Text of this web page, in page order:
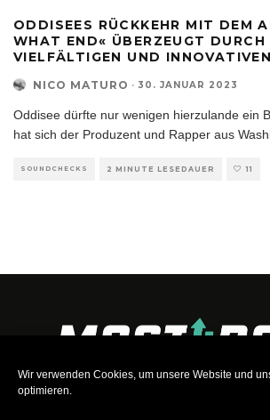
Wir verwenden Cookies, um unsere Website und
optimieren.
ODDISEES RÜCKKEHR MIT DEM
WHAT END« ÜBERZEUGT DURCH
VIELFÄLTIGEN UND
NICO MATURO · 30. JANUAR 2023
Oddisee dürfte nur wenigen hierzulande ein
hat sich der Produzent und Rapper aus
SOUNDCHECKS 2 MINUTE LESEDAUER 11